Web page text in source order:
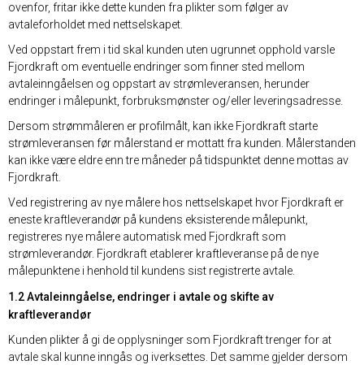
ovenfor, fritar ikke dette kunden fra plikter som følger av
avtaleforholdet med nettselskapet.
Ved oppstart frem i tid skal kunden uten ugrunnet opphold varsle
Fjordkraft om eventuelle endringer som finner sted mellom
avtaleinngåelsen og oppstart av strømleveransen, herunder
endringer i målepunkt, forbruksmønster og/eller leveringsadresse.
Dersom strømmåleren er profilmålt, kan ikke Fjordkraft starte
strømleveransen før målerstand er mottatt fra kunden. Målerstanden
kan ikke være eldre enn tre måneder på tidspunktet denne mottas av
Fjordkraft.
Ved registrering av nye målere hos nettselskapet hvor Fjordkraft er
eneste kraftleverandør på kundens eksisterende målepunkt,
registreres nye målere automatisk med Fjordkraft som
strømleverandør. Fjordkraft etablerer kraftleveranse på de nye
målepunktene i henhold til kundens sist registrerte avtale.
1.2 Avtaleinngåelse, endringer i avtale og skifte av
kraftleverandør
Kunden plikter å gi de opplysninger som Fjordkraft trenger for at
avtale skal kunne inngås og iverksettes. Det samme gjelder dersom